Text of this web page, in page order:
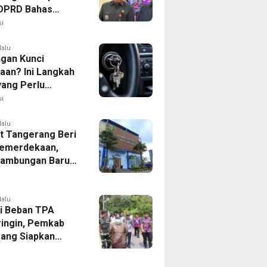
Bahas
KUA-PPAS
Kunci
Ini Langkah
Perlu
Tangerang Beri
Baru
Dipangkas
Beban TPA
Pemkab
Siapkan
di Tigaraksa